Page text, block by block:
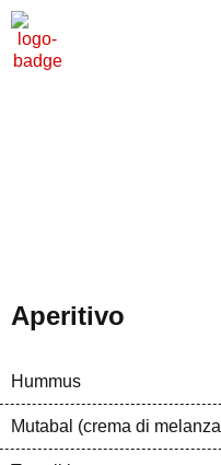
Aperitivo
Hummus
Mutabal (crema di